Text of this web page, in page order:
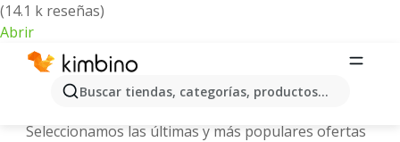
(14.1 k reseñas)
Abrir
Buscar tiendas, categorías, productos...
Delicias - Folletos y ofertas más
Seleccionamos las últimas y más populares ofertas